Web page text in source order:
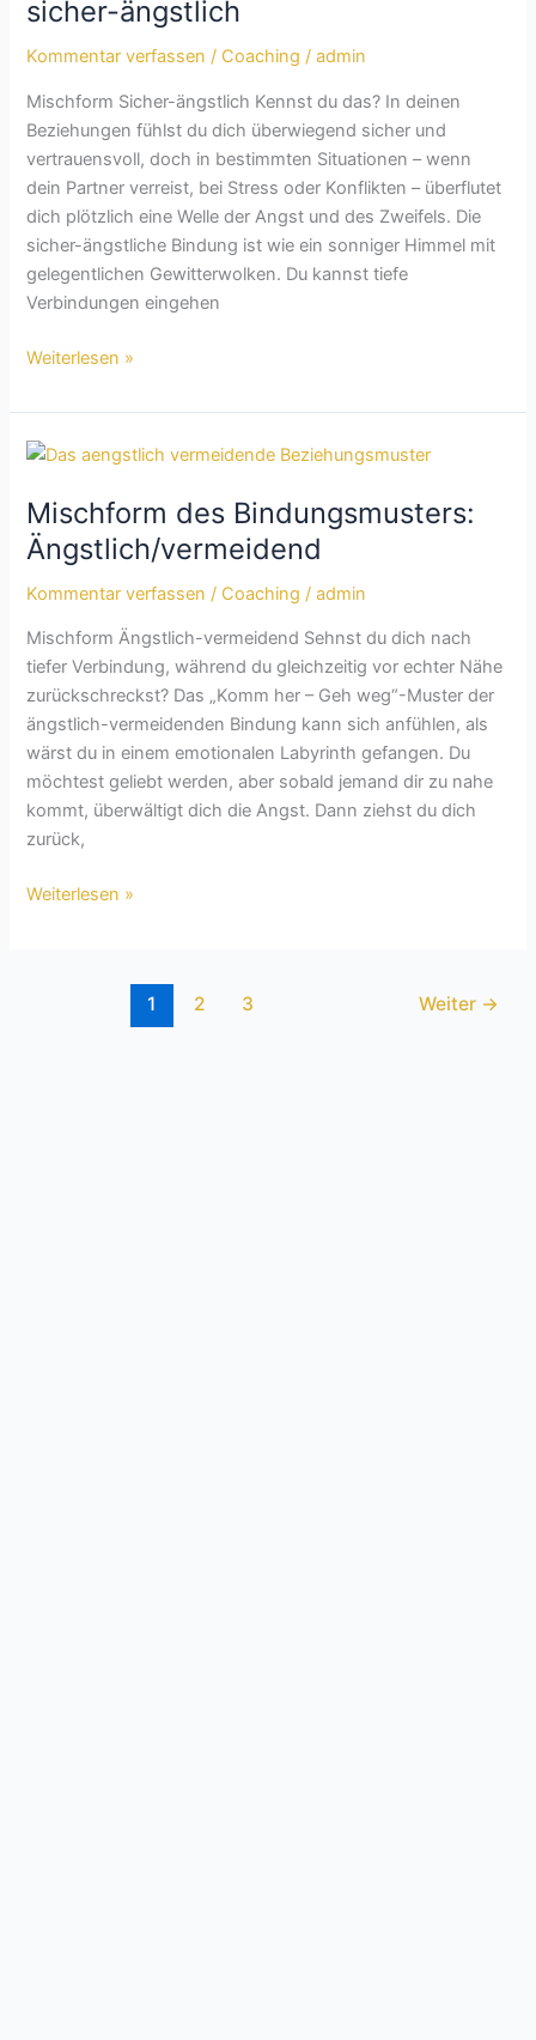
sicher-ängstlich
Kommentar verfassen / Coaching /admin
Mischform Sicher-ängstlich Kennst du das? In deinen
Beziehungen fühlst du dich überwiegend sicher und
vertrauensvoll, doch in bestimmten Situationen – wenn
dein Partner verreist, bei Stress oder Konflikten – überflutet
dich plötzlich eine Welle der Angst und des Zweifels. Die
sicher-ängstliche Bindung ist wie ein sonniger Himmel mit
gelegentlichen Gewitterwolken. Du kannst tiefe
Verbindungen eingehen
Weiterlesen »
Mischform des Bindungsmusters:
Ängstlich/vermeidend
Kommentar verfassen / Coaching /admin
Mischform Ängstlich-vermeidend Sehnst du dich nach
tiefer Verbindung, während du gleichzeitig vor echter Nähe
zurückschreckst? Das „Komm her – Geh weg“-Muster der
ängstlich-vermeidenden Bindung kann sich anfühlen, als
wärst du in einem emotionalen Labyrinth gefangen. Du
möchtest geliebt werden, aber sobald jemand dir zu nahe
kommt, überwältigt dich die Angst. Dann ziehst du dich
zurück,
Mischform
Bindungsmusters:
Ängstlich/vermeidend
Weiterlesen »
1 2 3 Weiter →